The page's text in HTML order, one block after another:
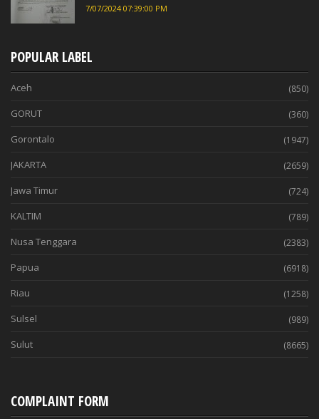
7/07/2024 07:39:00 PM
POPULAR LABEL
Aceh (850)
GORUT (360)
Gorontalo (1947)
JAKARTA (2659)
Jawa Timur (724)
KALTIM (789)
Nusa Tenggara (2383)
Papua (6918)
Riau (1258)
Sulsel (989)
Sulut (8665)
COMPLAINT FORM